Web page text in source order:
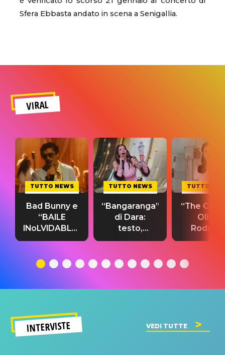
Sfera Ebbasta andato in scena a Senigallia.
VIRAL
TUTTO NEWS
Bad Bunny e
“BAILE
INoLVIDABLE”:
testo,
significato
TUTTO NEWS
“Bangaranga”
di Dara:
testo,
traduzione e
del singolo
TUTTO
“The
Olivia
testo,
INTERVISTE VEDI TUTTE